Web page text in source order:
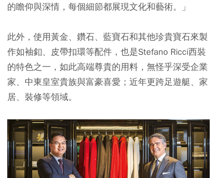
的瞻仰與深情，每個細節都展現文化和藝術。」
此外，使用黃金、鑽石、藍寶石和其他珍貴寶石來製
作如袖釦、皮帶扣環等配件，也是Stefano Ricci西裝
的特色之一，如此高端尊貴的用料，無怪乎深受企業
家、中東皇室貴族與富豪喜愛；近年更跨足遊艇、家
居、裝修等領域。